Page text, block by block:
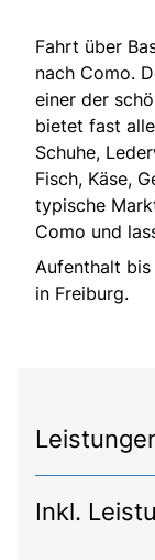
Fahrt über
nach Como.
einer der
bietet fast
Schuhe,
Fisch, Käse,
typische
Como und
Aufenthalt bis
in Freiburg.
Inkl.